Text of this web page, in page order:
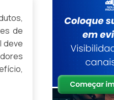
de
deve